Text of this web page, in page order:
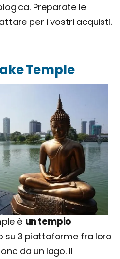
Preparate le
per i vostri acquisti.
Temple
è un tempio
su 3 piattaforme fra loro
da un lago. Il